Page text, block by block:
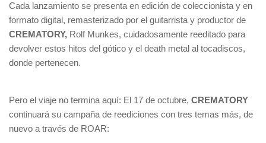
Cada lanzamiento se presenta en edición de coleccionista y en
formato digital, remasterizado por el guitarrista y productor de
CREMATORY, Rolf Munkes, cuidadosamente reeditado para
devolver estos hitos del gótico y el death metal al tocadiscos,
donde pertenecen.
Pero el viaje no termina aquí: El 17 de octubre, CREMATORY
continuará su campaña de reediciones con tres temas más, de
nuevo a través de ROAR: